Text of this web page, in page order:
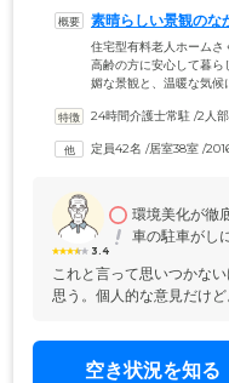
素晴らしい景観のな
住宅型有料老人ホーム
高齢の方に安心して暮ら
媚な景観と、温暖な気候
うものが数種類ございま
3食ご提供。入浴はおひ
ご活用いただけます。
24時間介護士常駐 /2人
定員42名 /居室38室 /
3.4
環境美化が徹
車の駐車がし
これと言って思いつかな
思う。個人的な意見だけ
空き状況を知る